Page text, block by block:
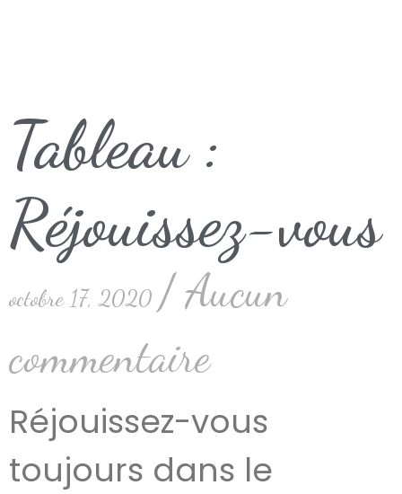
Tableau :
Réjouissez-vous
octobre 17, 2020
Aucun
commentaire
Réjouissez-vous
toujours dans le